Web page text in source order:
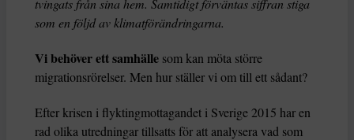
som en följd av klimatförändringarna.
Vi behöver ett samhälle som kan möta större
migrationsrörelser. Men hur ställer vi om till ett sådant?
Efter krisen i flyktingmottagandet i Sverige 2015 har en
rad olika utredningar tillsatts för att analysera vad som